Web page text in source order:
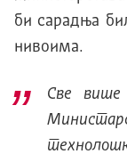
би сарадња
нивоима.
Све више